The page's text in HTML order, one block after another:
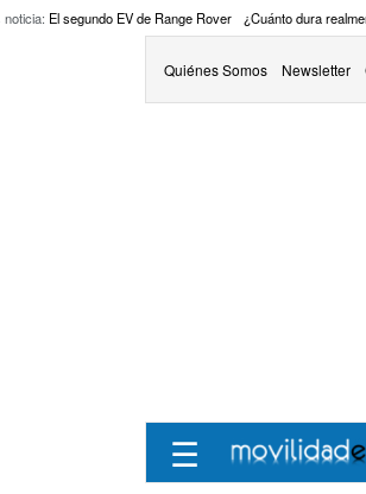
noticia: El segundo EV de Range Rover ¿Cuánto dura
Quiénes Somos Newsletter
☰